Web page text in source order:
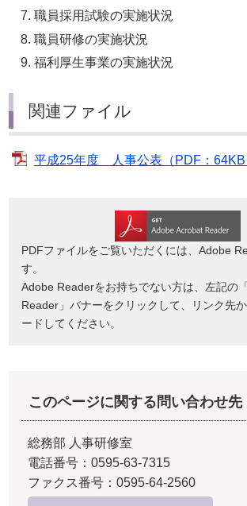
職員採用試験の実施状況
職員研修の実施状況
福利厚生事業の実施状況
関連ファイル
平成25年度 人事公表（PDF：64KB
PDFファイルをご覧いただくには、Adobe
す。
Adobe Readerをお持ちでない方は、左記の
Reader」バナーをクリックして、リンク先
ードしてください。
このページに関する問い合わせ先
総務部 人事研修室
電話番号：0595-63-7315
ファクス番号：0595-64-2560